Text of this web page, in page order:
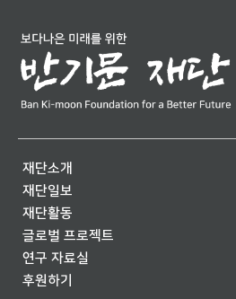
재단소개
재단일보
재단활동
글로벌 프로젝트
연구 자료실
후원하기